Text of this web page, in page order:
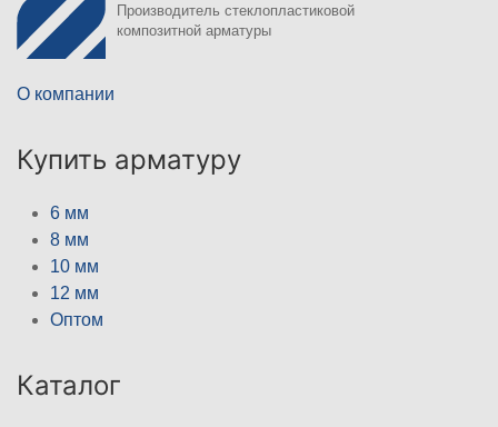
Производитель стеклопластиковой
композитной арматуры
О компании
Купить арматуру
6 мм
8 мм
10 мм
12 мм
Оптом
Каталог